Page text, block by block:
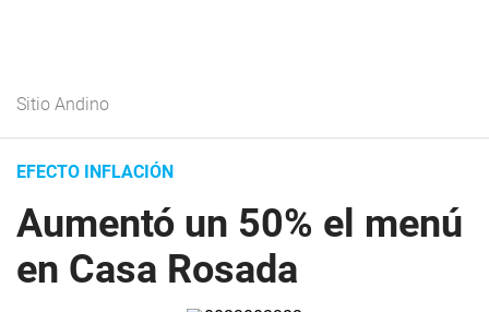
Sitio Andino
EFECTO INFLACIÓN
Aumentó un 50% el menú
en Casa Rosada